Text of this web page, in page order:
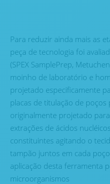
Para reduzir ainda mais as
peça de tecnologia foi
(SPEX SamplePrep,
moinho de laboratório e
projetado especificamente
placas de titulação de
originalmente projetado
extrações de ácidos
constituintes agitando o
tampão juntos em cada
aplicação desta ferramenta
microorganismos